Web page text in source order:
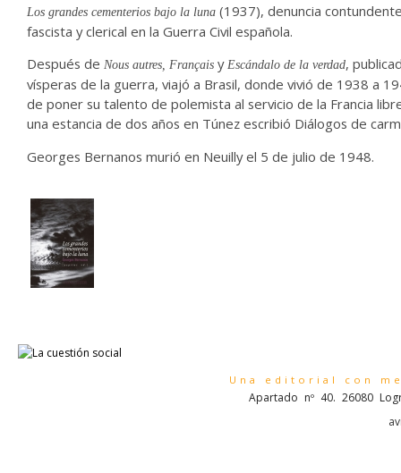
Los grandes cementerios bajo la luna (1937), denuncia
fascista y clerical en la Guerra Civil española.
Después de Nous autres, Français y Escándalo de la verdad,
vísperas de la guerra, viajó a Brasil, donde vivió de 1938 a
de poner su talento de polemista al servicio de la Francia
una estancia de dos años en Túnez escribió Diálogos de
Georges Bernanos murió en Neuilly el 5 de julio de 1948.
Una editorial con
Apartado nº 40. 26080